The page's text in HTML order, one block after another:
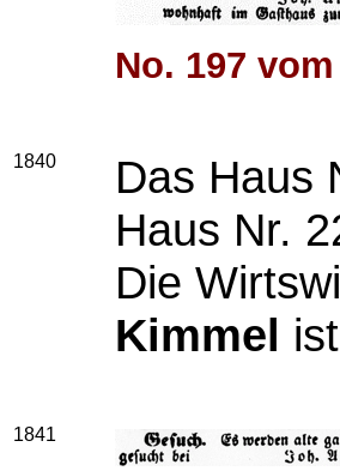
No. 197
1840
Das Haus
Haus Nr.
Die
Kimmel
1841